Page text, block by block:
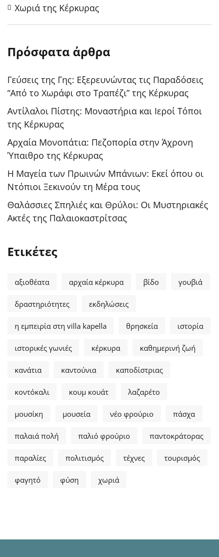
Χωριά της Κέρκυρας
Πρόσφατα άρθρα
Γεύσεις της Γης: Εξερευνώντας τις Παραδόσεις
“Από το Χωράφι στο Τραπέζι” της Κέρκυρας
Αντίλαλοι Πίστης: Μοναστήρια και Ιεροί Τόποι
της Κέρκυρας
Αρχαία Μονοπάτια: Πεζοπορία στην Άχρονη
Ύπαιθρο της Κέρκυρας
Η Μαγεία των Πρωινών Μπάνιων: Εκεί όπου οι
Ντόπιοι Ξεκινούν τη Μέρα τους
Θαλάσσιες Σπηλιές και Θρύλοι: Οι Μυστηριακές
Ακτές της Παλαιοκαστρίτσας
Ετικέτες
αξιοθέατα αρχαία κέρκυρα βίδο γουβιά
δραστηριότητες εκδηλώσεις
η εμπειρία στη villa kapella θρησκεία ιστορία
ιστορικές γωνιές κέρκυρα καθημερινή ζωή
κανάτια καντούνια καποδίστριας
κοντόκαλι κουμ κουάτ λαζαρέτο
μουσίκη μουσεία νέο φρούριο πάσχα
παλαιά πολή παλιό φρούριο παντοκράτορας
παραλίες πολιτισμός τέχνες τουρισμός
φαγητό φύση χωριά